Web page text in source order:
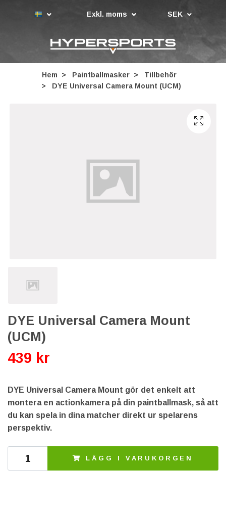
Exkl. moms SEK
Hem Paintballmasker
Tillbehör
DYE Universal Camera Mount (UCM)
DYE Universal Camera Mount
(UCM)
439 kr
DYE Universal Camera Mount gör det enkelt att
montera en actionkamera på din paintballmask, så att
du kan spela in dina matcher direkt ur spelarens
perspektiv.
LÄGG I VARUKORGEN